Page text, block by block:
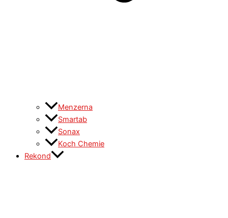
Menzerna
Smartab
Sonax
Koch Chemie
Rekond